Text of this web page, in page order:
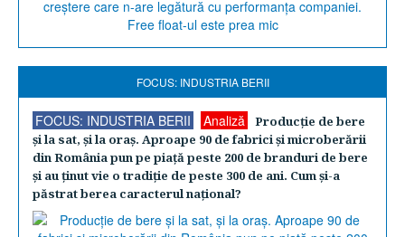
FOCUS: INDUSTRIA BERII
FOCUS: INDUSTRIA BERII Analiză
Producţie de bere
şi la sat, şi la oraş. Aproape 90 de fabrici şi microberării
din România pun pe piaţă peste 200 de branduri de bere
şi au ţinut vie o tradiţie de peste 300 de ani. Cum şi-a
păstrat berea caracterul naţional?